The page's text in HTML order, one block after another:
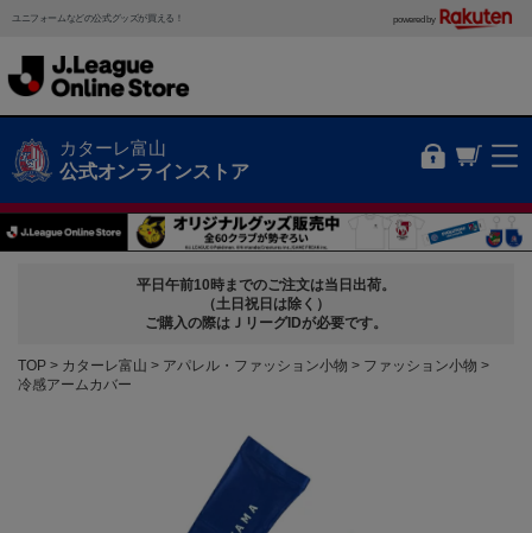
ユニフォームなどの公式グッズが買える！ powered by
カターレ富山
公式オンラインストア
平日午前10時までのご注文は当日出荷。
（土日祝日は除く）
ご購入の際はＪリーグIDが必要です。
TOP カターレ富山 アパレル・ファッション小物
ファッション小物
冷感アームカバー